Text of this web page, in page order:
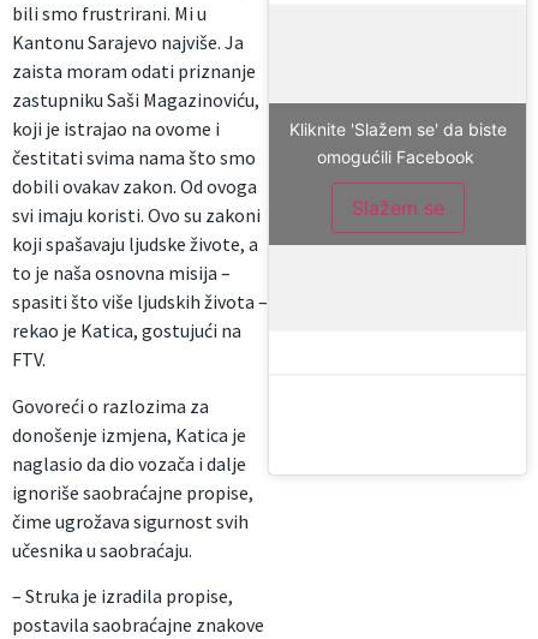
bili smo frustrirani. Mi u
Kantonu Sarajevo najviše. Ja
zaista moram odati priznanje
zastupniku Saši Magazinoviću,
koji je istrajao na ovome i
čestitati svima nama što smo
dobili ovakav zakon. Od ovoga
svi imaju koristi. Ovo su zakoni
koji spašavaju ljudske živote, a
to je naša osnovna misija –
spasiti što više ljudskih života –
rekao je Katica, gostujući na
FTV.
Govoreći o razlozima za
donošenje izmjena, Katica je
naglasio da dio vozača i dalje
ignoriše saobraćajne propise,
čime ugrožava sigurnost svih
učesnika u saobraćaju.
– Struka je izradila propise,
postavila saobraćajne znakove
Kliknite 'Slažem se' da biste
omogućili Facebook
Slažem se